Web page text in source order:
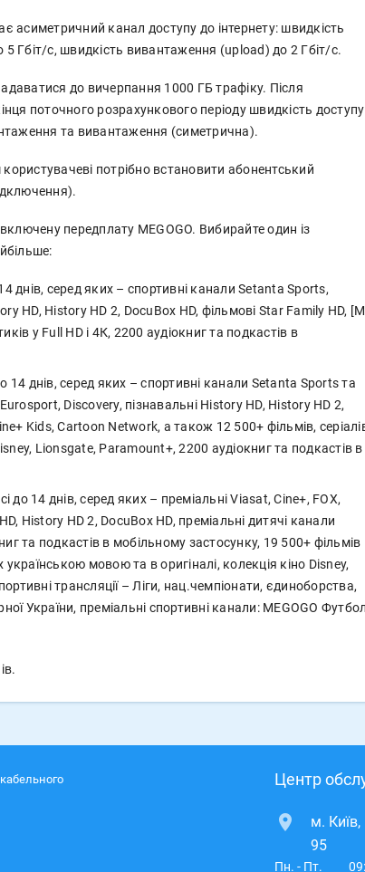
асиметричний канал доступу до інтернету: швидкість
Гбіт/с, швидкість вивантаження (upload) до 2 Гбіт/с.
до вичерпання 1000 ГБ трафіку. Після
поточного розрахункового періоду швидкість доступу
та вивантаження (симетрична).
потрібно встановити абонентський
передплату MEGOGO. Вибирайте один із
днів, серед яких – спортивні канали Setanta Sports,
HD, History HD 2, DocuBox HD, фільмові Star Family HD,
у Full HD і 4К, 2200 аудіокниг та подкастів в
14 днів, серед яких – спортивні канали Setanta Sports та
Discovery, пізнавальні History HD, History HD 2,
Kids, Cartoon Network, а також 12 500+ фільмів,
Lionsgate, Paramount+, 2200 аудіокниг та подкастів в
до 14 днів, серед яких – преміальні Viasat, Cine+, FOX,
History HD 2, DocuBox HD, преміальні дитячі канали
та подкастів в мобільному застосунку, 19 500+ фільмів
мовою та в оригіналі, колекція кіно Disney,
трансляції – Ліги, нац.чемпіонати, єдиноборства,
України, преміальні спортивні канали: MEGOGO Футбол
Центр
м.
95
Пн. - Пт.